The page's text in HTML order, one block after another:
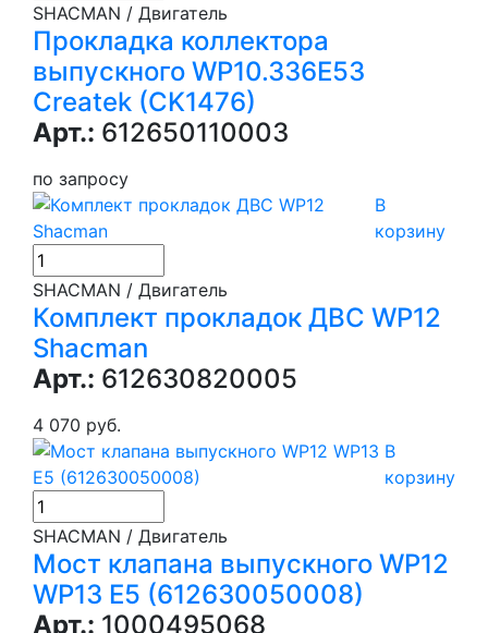
SHACMAN / Двигатель
Прокладка коллектора
выпускного WP10.336E53
Createk (CK1476)
Арт.: 612650110003
по запросу
В
корзину
SHACMAN / Двигатель
Комплект прокладок ДВС WP12
Shacman
Арт.: 612630820005
4 070 руб.
В
корзину
SHACMAN / Двигатель
Мост клапана выпускного WP12
WP13 E5 (612630050008)
Арт.: 1000495068